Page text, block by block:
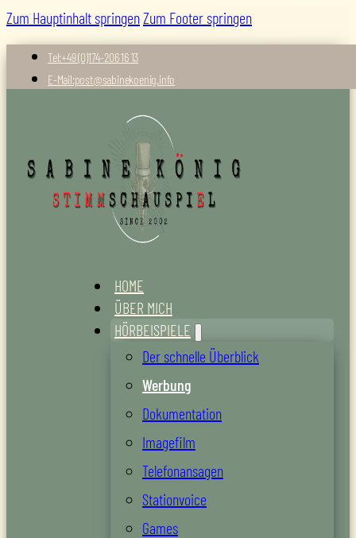
Zum Hauptinhalt springenZum Footer springen
Tel:+49 (0)174-206 16 13
E-Mail:post@sabinekoenig.info
HOME
ÜBER MICH
HÖRBEISPIELE
Der schnelle Überblick
Werbung
Dokumentation
Imagefilm
Telefonansagen
Stationvoice
Games